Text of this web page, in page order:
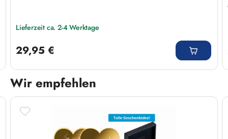
Lieferzeit ca. 2-4 Werktage
29,95 €
Wir empfehlen
Produktgalerie überspringen